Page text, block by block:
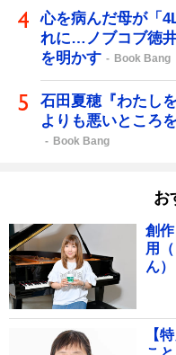
心を病んだ母が「
れに…ノブコブ徳
を明かす
Book Bang
石田夏穂『わたし
よりも悪いところ
Book Bang
お
創
用
ん
【